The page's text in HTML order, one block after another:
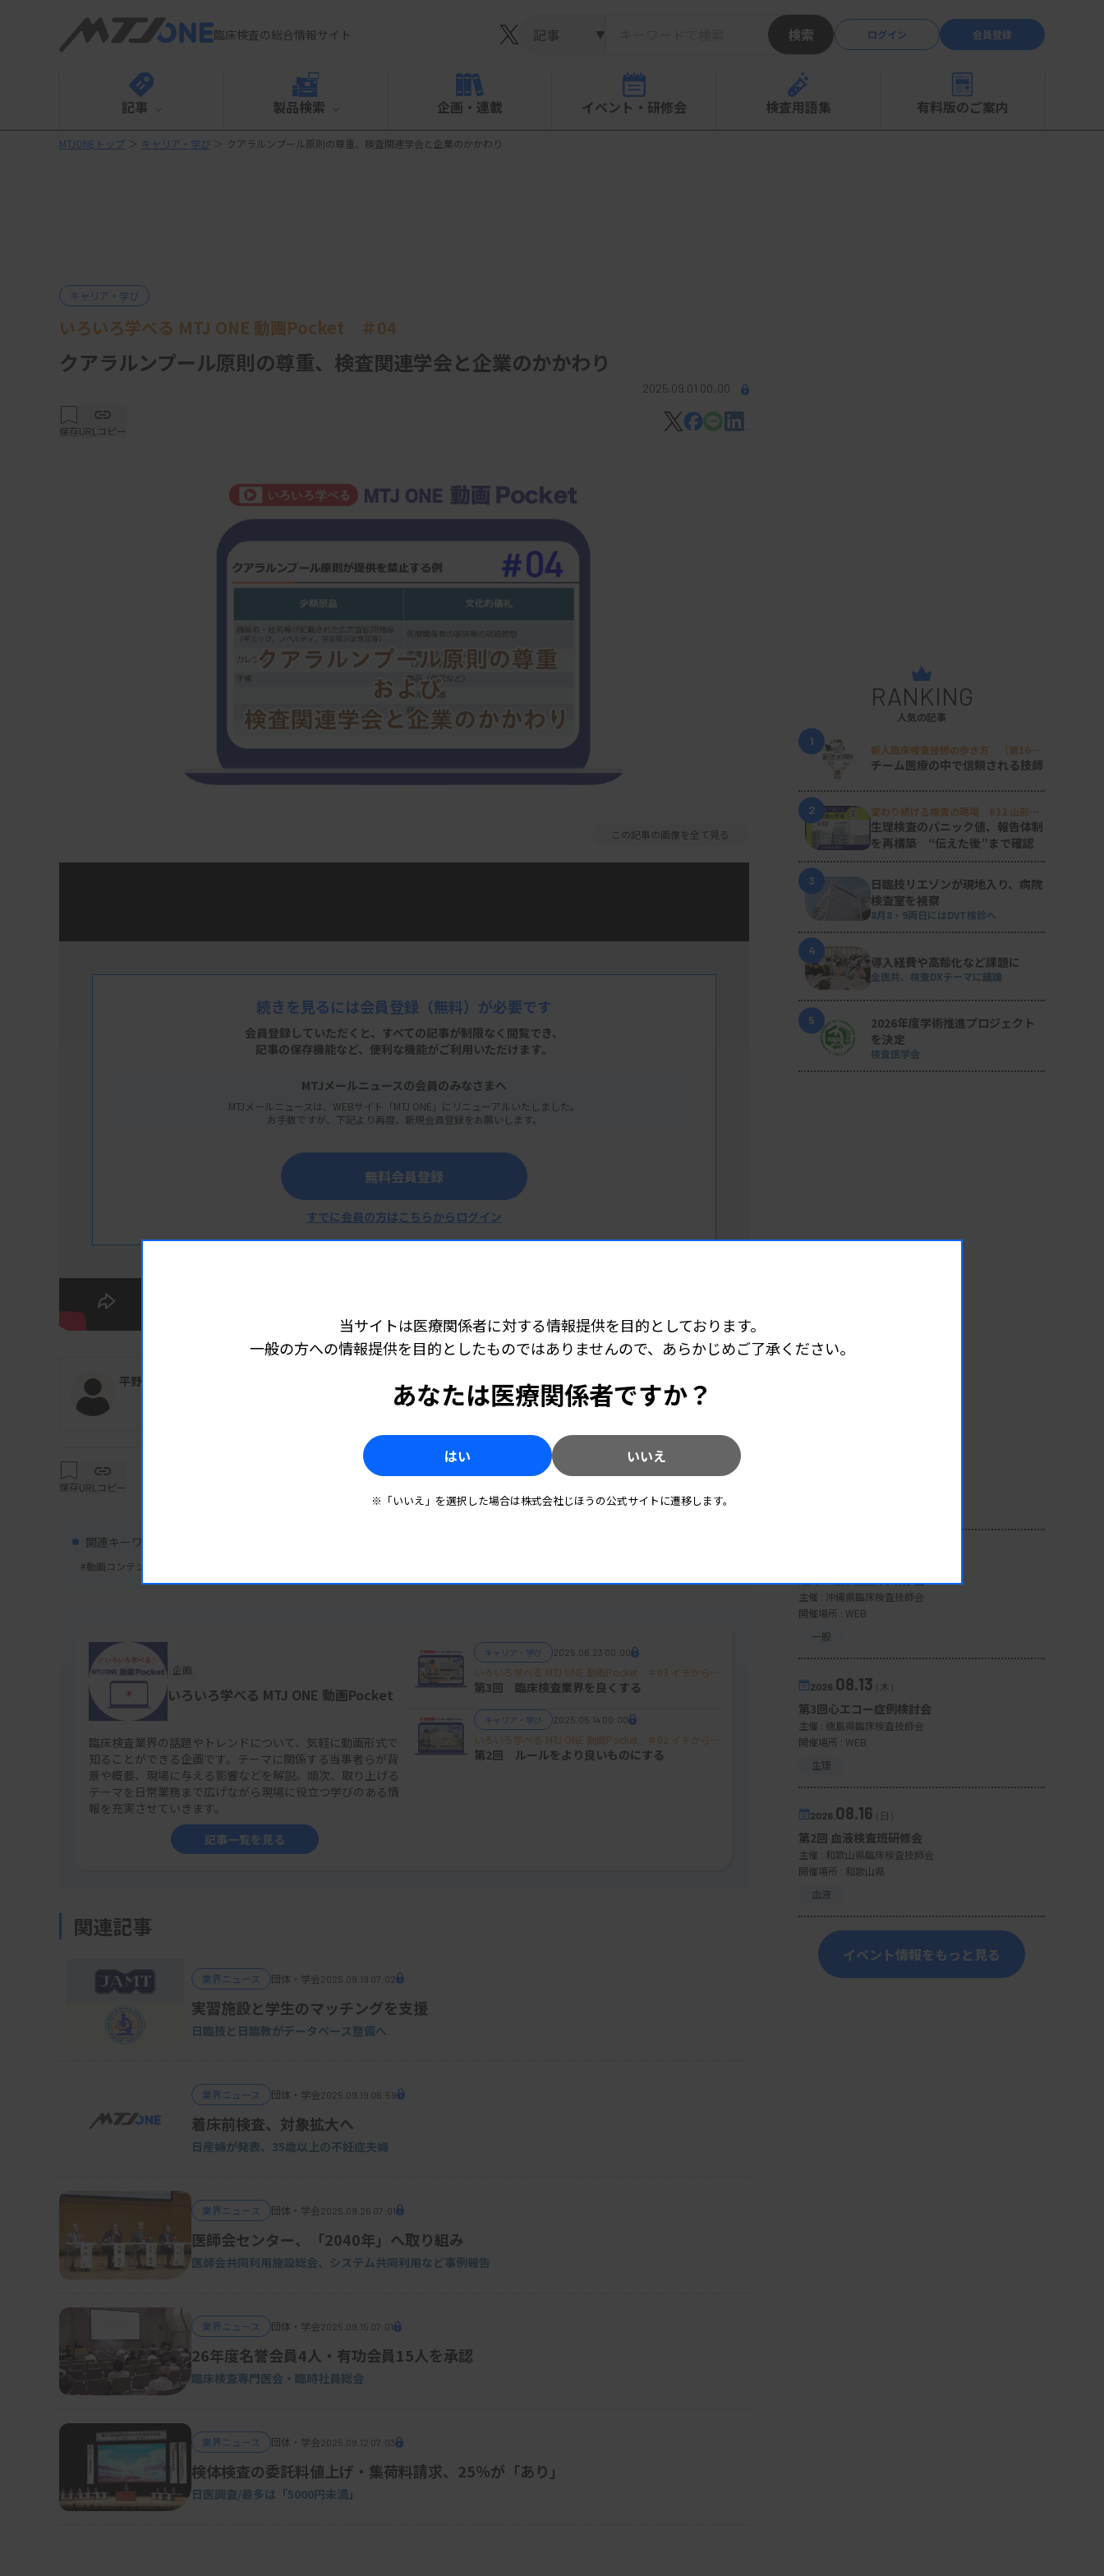
臨床検査の総合情報サイト ▼ 検索 ログイン 会員登録
記事 製品検索 企画・連載 イベント・研修会 検査用語集 有料版のご案内
MTJONEトップ ＞ キャリア・学び ＞ クアラルンプール原則の尊重、検査関連学会と企業のかかわり
キャリア・学び
いろいろ学べる MTJ ONE 動画Pocket ＃04
クアラルンプール原則の尊重、検査関連学会と企業のかかわり
2025.09.01 00:00
保存URLコピー
この記事の画像を全て見る
ラルンプール（KL）原則」と日本臨床薬協会（臨薬協）の指針のポイントについて、臨
学会や会合などに対する寄付、労務提供、広告や共催に関する考え方について、分かりや
すく説明していただいています。学会や会合などの主催や運営に携わる機会がある方は是
非、ご覧ください。（MTJ編集部）
続きを見るには会員登録 （無料）が必要です
会員登録していただくと、すべての記事が制限なく閲覧でき、
記事の保存機能など、便利な機能がご利用いただけます。
MTJメールニュースの会員のみなさまへ
MTJメールニュースは、WEBサイト「MTJ ONE」にリニューアルいたしました。
お手数ですが、下記より再度、新規会員登録をお願いします。
無料会員登録
すでに会員の方はこちらからログイン
平野 純一
保存URLコピー
関連キーワード
#動画コンテンツ
企画
いろいろ学べる MTJ ONE 動画Pocket
臨床検査業界の話題やトレンドについて、気軽に動画形式で
知ることができる企画です。テーマに関係する当事者らが背
景や概要、現場に与える影響などを解説。順次、取り上げる
テーマを日常業務まで広げながら現場に役立つ学びのある情
報を充実させていきます。
記事一覧を見る
キャリア・学び 2025.06.23 00:00
いろいろ学べる MTJ ONE 動画Pocket ＃03 イチから
学ぶ選挙と政治 ～オール検査技師で開く未来～
第3回 臨床検査業界を良くする
キャリア・学び 2025.05.14 00:00
いろいろ学べる MTJ ONE 動画Pocket ＃02 イチから
学ぶ選挙と政治 ～オール検査技師で開く未来～
第2回 ルールをより良いものにする
関連記事
業界ニュース 団体・学会2025.09.19 07:02
実習施設と学生のマッチングを支援
日臨技と日臨教がデータベース整備へ
業界ニュース 団体・学会2025.09.19 06:59
着床前検査、対象拡大へ
日産婦が発表、35歳以上の不妊症夫婦
業界ニュース 団体・学会2025.09.26 07:01
医師会センター、「2040年」へ取り組み
医師会共同利用施設総会、システム共同利用など事例報告
業界ニュース 団体・学会2025.09.15 07:01
26年度名誉会員4人・有功会員15人を承認
臨床検査専門医会・臨時社員総会
業界ニュース 団体・学会2025.09.12 07:03
検体検査の委託料値上げ・集荷料請求、25％が「あり」
日医調査/最多は「5000円未満」
RANKING
人気の記事
1
新人臨床検査技師の歩き方 ［第16
回］
チーム医療の中で信頼される技師
2
変わり続ける検査の現場 #32 山形済
生病院
生理検査のパニック値、報告体制
を再構築 “伝えた後”まで確認
3
日臨技リエゾンが現地入り、病院
検査室を視察
8月8・9両日にはDVT検診へ
4
導入経費や高齢化など課題に
全医共、検査DXテーマに議論
5
2026年度学術推進プロジェクト
を決定
検査医学会
臨床一般検査部門研修会
主催 : 沖縄県臨床検査技師会
開催場所 : WEB
一般
2026. 08.13（木）
第3回心エコー症例検討会
主催 : 徳島県臨床検査技師会
開催場所 : WEB
生理
2026. 08.16（日）
第2回 血液検査班研修会
主催 : 和歌山県臨床検査技師会
開催場所 : 和歌山県
血液
イベント情報をもっと見る
当サイトは医療関係者に対する情報提供を目的としております。
一般の方への情報提供を目的としたものではありませんので、あらかじめご了承ください。
あなたは医療関係者ですか？
はい いいえ
※「いいえ」を選択した場合は株式会社じほうの公式サイトに遷移します。